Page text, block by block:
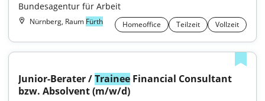
Bundesagentur für Arbeit
Nürnberg, Raum Fürth Homeoffice Teilzeit Vollzeit
Junior-Berater / Trainee Financial Consultant
bzw. Absolvent (m/w/d)